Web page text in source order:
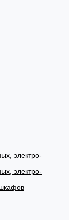
электро-
электро-